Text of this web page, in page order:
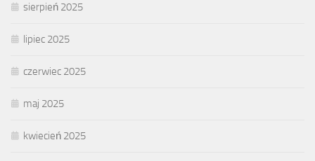
sierpień 2025
lipiec 2025
czerwiec 2025
maj 2025
kwiecień 2025